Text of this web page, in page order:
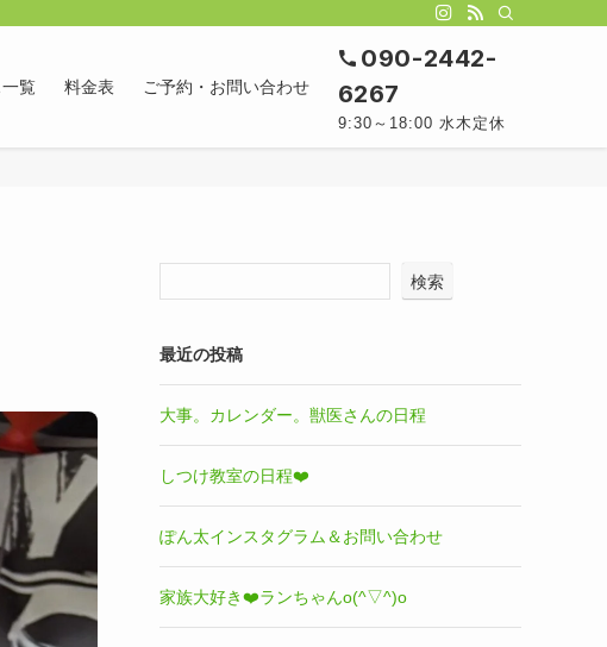
覧 料金表 ご予約・お問い合わせ
090-2442-
6267
9:30～18:00 水木定休
検索
最近の投稿
大事。カレンダー。獣医さんの日程
しつけ教室の日程❤️
ぽん太インスタグラム＆お問い合わせ
家族大好き❤️ランちゃんo(^▽^)o